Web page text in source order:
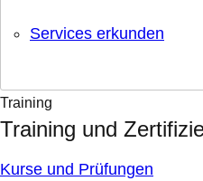
Services erkunden
Training
Training und
Kurse und Prüfungen